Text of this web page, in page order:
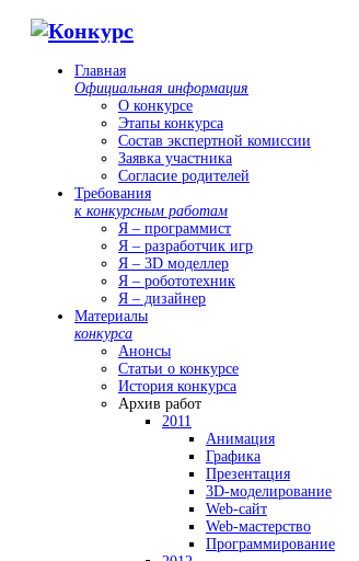
Главная
Официальная информация
О конкурсе
Этапы конкурса
Состав экспертной комиссии
Заявка участника
Согласие родителей
Требования
к конкурсным работам
Я – программист
Я – разработчик игр
Я – 3D моделлер
Я – робототехник
Я – дизайнер
Материалы
конкурса
Анонсы
Статьи о конкурсе
История конкурса
Архив работ
2011
Анимация
Графика
Презентация
3D-моделирование
Web-сайт
Web-мастерство
Программирование